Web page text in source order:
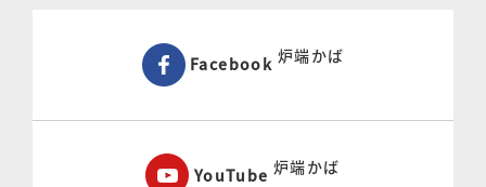
Facebook 炉端かば
YouTube 炉端かば